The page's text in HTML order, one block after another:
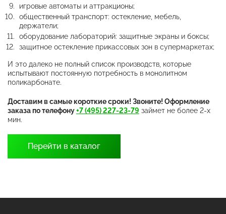
игровые автоматы и аттракционы;
общественный транспорт: остекление, мебель,
держатели;
оборудование лабораторий: защитные экраны и боксы;
защитное остекление прикассовых зон в супермаркетах;
И это далеко не полный список производств, которые
испытывают постоянную потребность в монолитном
поликарбонате.
Доставим в самые короткие сроки! Звоните! Оформление
заказа по телефону+7 (495) 227-23-79 займет не более 2-х
мин.
Перейти в каталог